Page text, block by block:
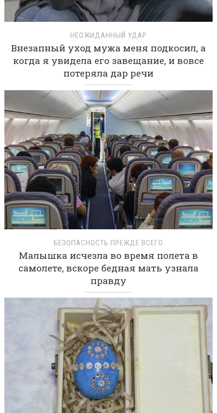
НЕОЖИДАННЫЙ УДАР
Внезапный уход мужа меня подкосил, а
когда я увидела его завещание, и вовсе
потеряла дар речи
БЕЗОПАСНОСТЬ ПРЕЖДЕ ВСЕГО
Малышка исчезла во время полета в
самолете, вскоре бедная мать узнала
правду